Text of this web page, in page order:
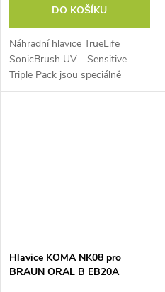
DO KOŠÍKU
Náhradní hlavice TrueLife
SonicBrush UV - Sensitive
Triple Pack jsou speciálně
vyvinuty pro citlivé zuby. Sada
Hlavice KOMA NK08 pro
BRAUN ORAL B EB20A